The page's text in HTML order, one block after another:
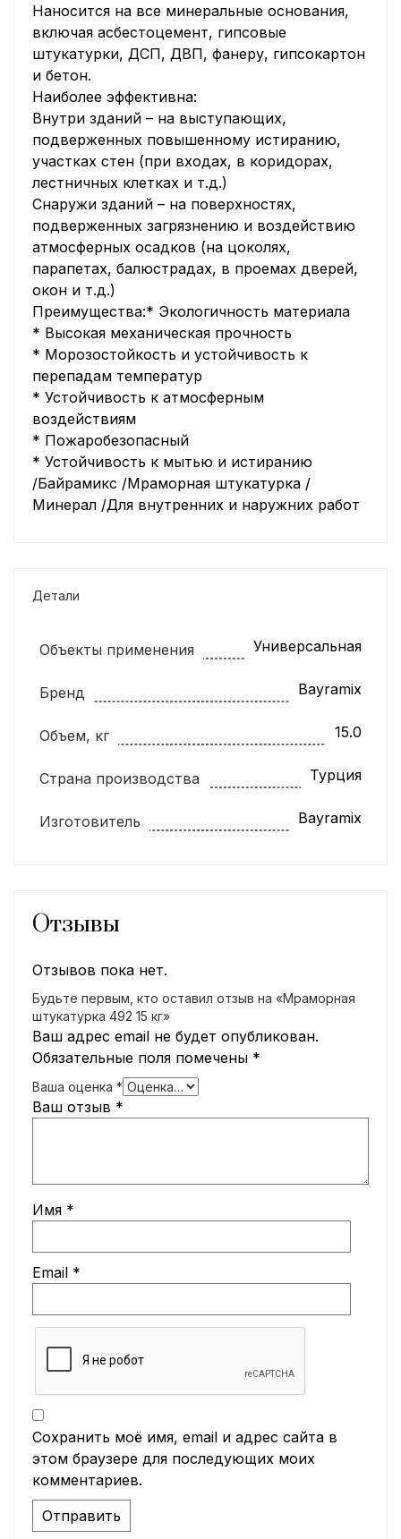
Наносится на все минеральные основания,
включая асбестоцемент, гипсовые
штукатурки, ДСП, ДВП, фанеру, гипсокартон
и бетон.
Наиболее эффективна:
Внутри зданий – на выступающих,
подверженных повышенному истиранию,
участках стен (при входах, в коридорах,
лестничных клетках и т.д.)
Снаружи зданий – на поверхностях,
подверженных загрязнению и воздействию
атмосферных осадков (на цоколях,
парапетах, балюстрадах, в проемах дверей,
окон и т.д.)
Преимущества:* Экологичность материала
* Высокая механическая прочность
* Морозостойкость и устойчивость к
перепадам температур
* Устойчивость к атмосферным
воздействиям
* Пожаробезопасный
* Устойчивость к мытью и истиранию
/Байрамикс /Мраморная штукатурка /
Минерал /Для внутренних и наружних работ
Детали
Объекты применения Универсальная
Бренд Bayramix
Объем, кг 15.0
Страна производства Турция
Изготовитель Bayramix
Отзывы
Отзывов пока нет.
Будьте первым, кто оставил отзыв на «Мраморная
штукатурка 492 15 кг»
Ваш адрес email не будет опубликован.
Обязательные поля помечены *
Ваша оценка *
Ваш отзыв *
Имя *
Email *
Сохранить моё имя, email и адрес сайта в
этом браузере для последующих моих
комментариев.